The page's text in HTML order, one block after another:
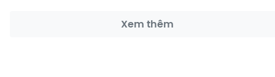
Xem thêm